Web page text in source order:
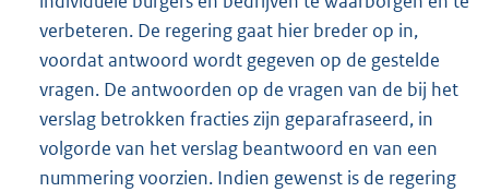
verbeteren. De regering gaat hier breder op in,
voordat antwoord wordt gegeven op de gestelde
vragen. De antwoorden op de vragen van de bij het
verslag betrokken fracties zijn geparafraseerd, in
volgorde van het verslag beantwoord en van een
nummering voorzien. Indien gewenst is de regering